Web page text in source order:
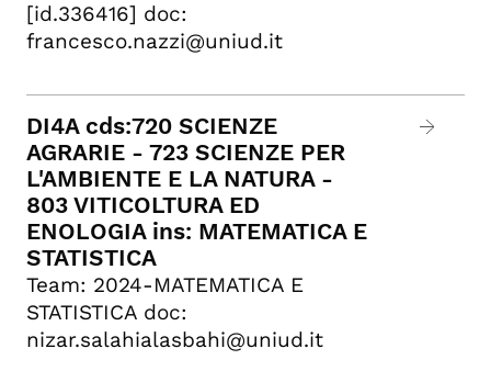
[id.336416] doc:
francesco.nazzi@uniud.it
DI4A cds:720 SCIENZE
AGRARIE - 723 SCIENZE PER
L'AMBIENTE E LA NATURA -
803 VITICOLTURA ED
ENOLOGIA ins: MATEMATICA E
STATISTICA
Team: 2024-MATEMATICA E
STATISTICA doc:
nizar.salahialasbahi@uniud.it